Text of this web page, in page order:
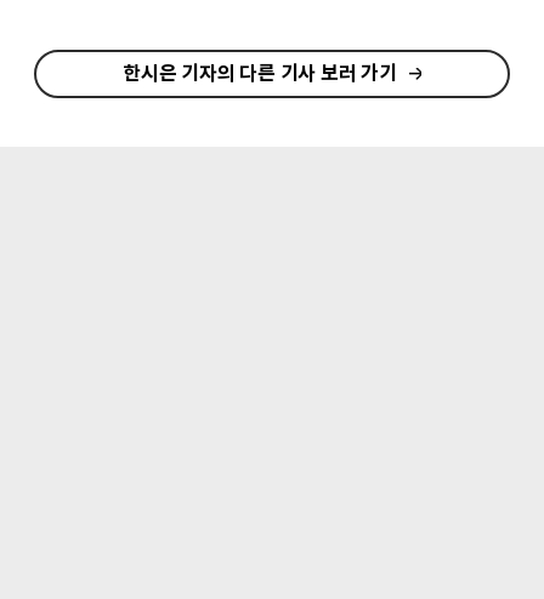
한시은 기자의 다른 기사 보러 가기